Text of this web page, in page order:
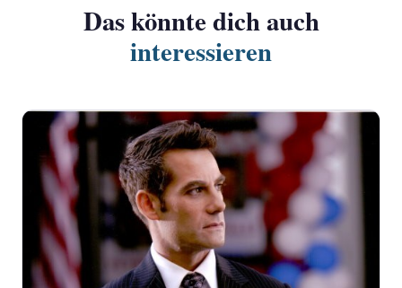
Das könnte dich auch
interessieren